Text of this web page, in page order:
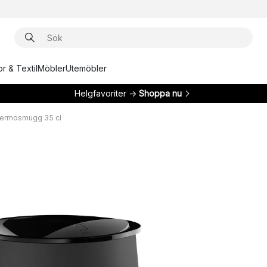
& TextilMöblerUtemöbler
Helgfavoriter → Shoppa nu
35 cl